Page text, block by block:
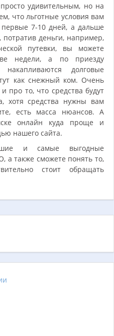
удивительным, но на
что льготные условия вам
7-10 дней, а дальше
деньги, например,
путевки, вы можете
недели, а по приезду
долговые
как снежный ком. Очень
про то, что средства будут
хотя средства нужны вам
есть масса нюансов. А
онлайн куда проще и
нашего сайта.
и самые выгодные
также сможете понять то,
стоит обращать